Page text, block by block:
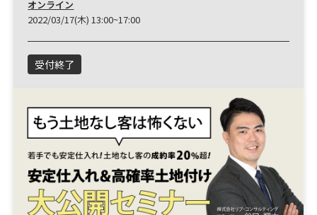
オンライン
2022/03/17(木) 13:00~17:00
受付終了